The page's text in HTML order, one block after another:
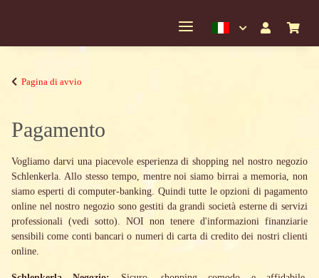
Pagina di avvio
Pagamento
Vogliamo darvi una piacevole esperienza di shopping nel nostro negozio
Schlenkerla. Allo stesso tempo, mentre noi siamo birrai a memoria, non
siamo esperti di computer-banking. Quindi tutte le opzioni di pagamento
online nel nostro negozio sono gestiti da grandi società esterne di servizi
professionali (vedi sotto). NOI non tenere d'informazioni finanziarie
sensibili come conti bancari o numeri di carta di credito dei nostri clienti
online.